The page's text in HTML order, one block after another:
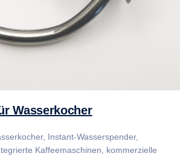
Wasserkocher
Instant-Wasserspender,
Kaffeemaschinen, kommerzielle